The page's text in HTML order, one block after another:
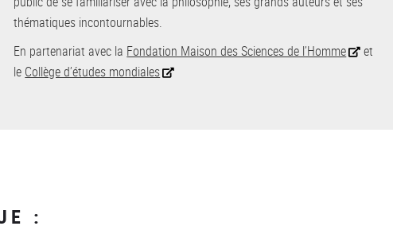
thématiques incontournables.
En partenariat avec la Fondation Maison des Sciences de l’Homme
et
le Collège d’études mondiales
: